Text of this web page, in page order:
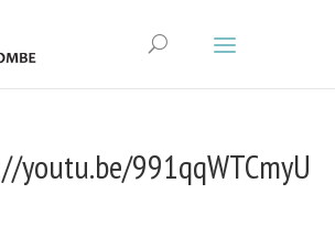
youtu.be/991qqWTCmyU